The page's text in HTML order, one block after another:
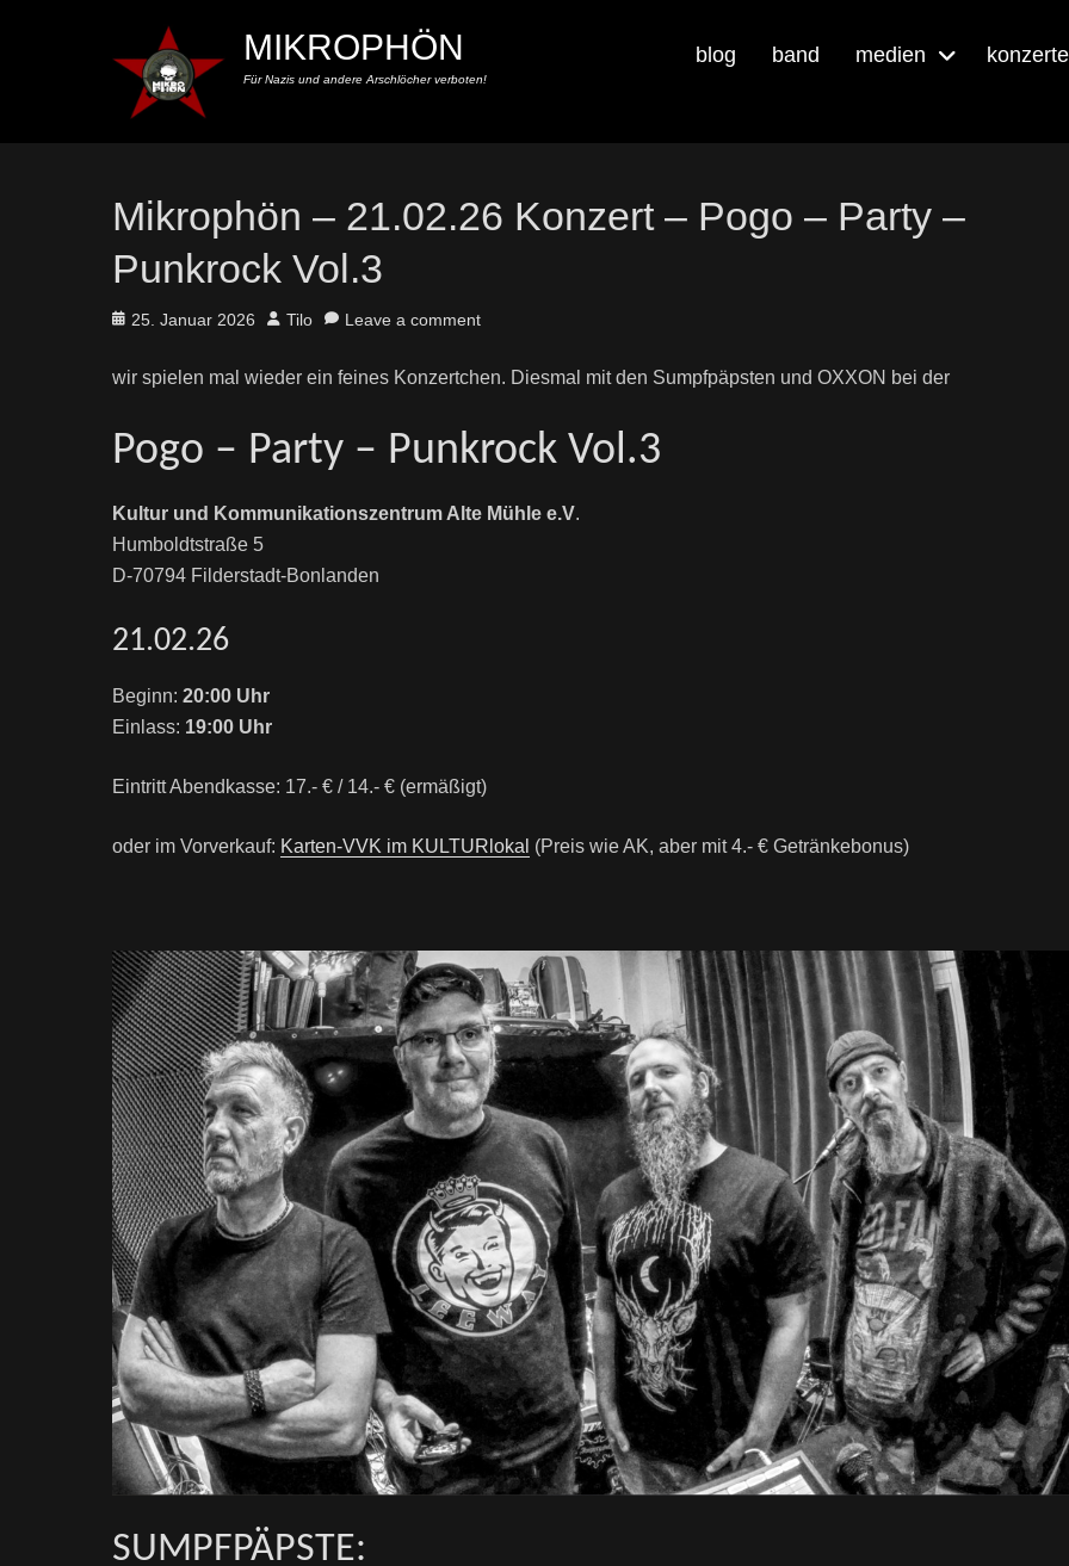
MIKROPHÖN
Für Nazis und andere Arschlöcher verboten!
blog band medien konzerte
Mikrophön – 21.02.26 Konzert – Pogo – Party –
Punkrock Vol.3
Posted
25. Januar 2026 Author
Tilo Leave a comment
wir spielen mal wieder ein feines Konzertchen. Diesmal mit den Sumpfpäpsten und OXXON bei der
Pogo – Party – Punkrock Vol.3
Kultur und Kommunikationszentrum Alte Mühle e.V.
Humboldtstraße 5
D-70794 Filderstadt-Bonlanden
21.02.26
Beginn:20:00 Uhr
Einlass: 19:00 Uhr
Eintritt Abendkasse: 17.- € / 14.- € (ermäßigt)
oder im Vorverkauf: Karten-VVK im KULTURlokal (Preis wie AK, aber mit 4.- € Getränkebonus)
SUMPFPÄPSTE: